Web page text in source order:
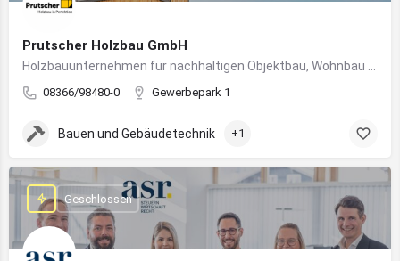
Prutscher Holzbau GmbH
08366/98480-0 Gewerbepark 1
Bauen und Gebäudetechnik +1
Geschlossen